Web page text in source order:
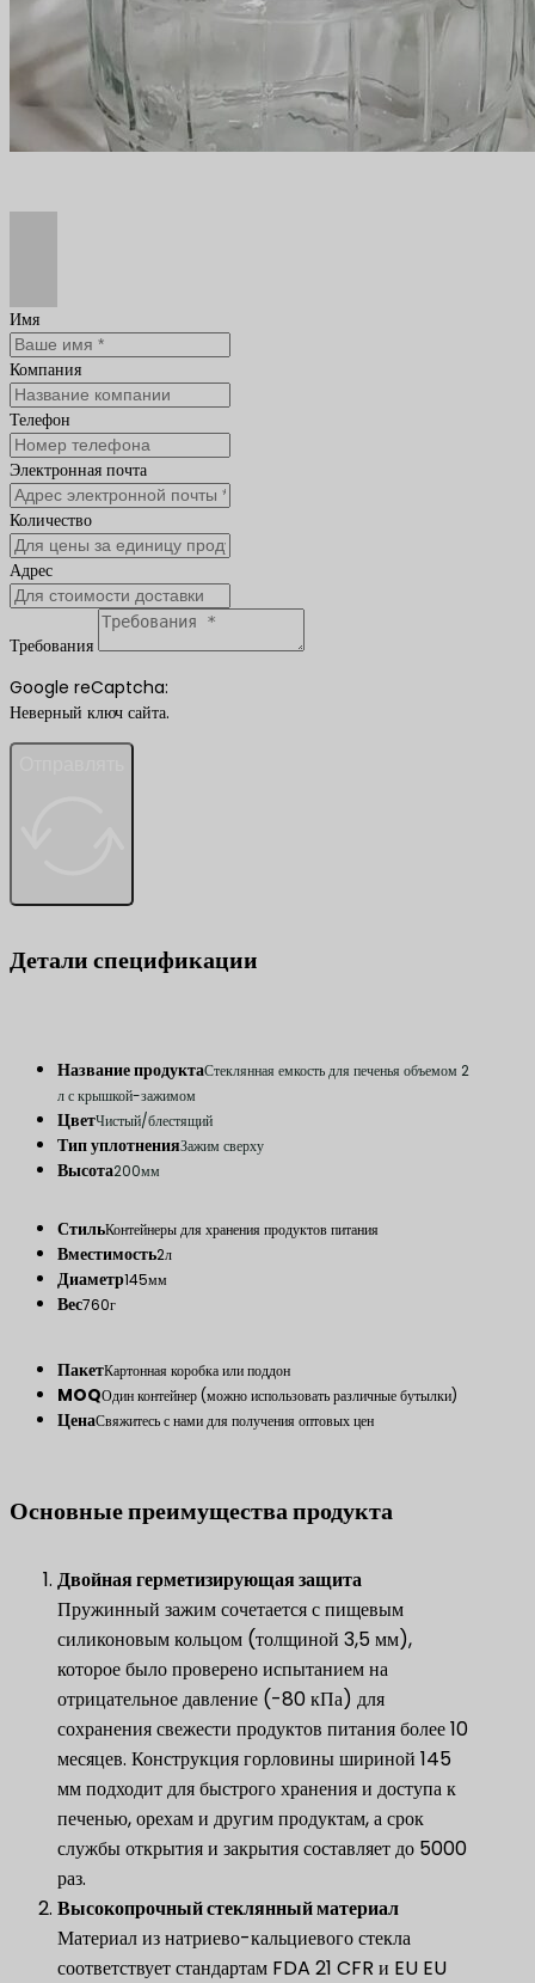
Имя
Компания
Телефон
Электронная почта
Количество
Адрес
Требования
Google reCaptcha:
Неверный ключ сайта.
Детали спецификации
Название продуктаСтеклянная емкость для печенья объемом 2
л с крышкой-зажимом
ЦветЧистый/блестящий
Тип уплотненияЗажим сверху
Высота200мм
СтильКонтейнеры для хранения продуктов питания
Вместимость2л
Диаметр145мм
Вес760г
ПакетКартонная коробка или поддон
MOQОдин контейнер (можно использовать различные бутылки)
ЦенаСвяжитесь с нами для получения оптовых цен
Основные преимущества продукта
Двойная герметизирующая защита
Пружинный зажим сочетается с пищевым
силиконовым кольцом (толщиной 3,5 мм),
которое было проверено испытанием на
отрицательное давление (-80 кПа) для
сохранения свежести продуктов питания более 10
месяцев. Конструкция горловины шириной 145
мм подходит для быстрого хранения и доступа к
печенью, орехам и другим продуктам, а срок
службы открытия и закрытия составляет до 5000
раз.
​Высокопрочный стеклянный материал​
Материал из натриево-кальциевого стекла
соответствует стандартам FDA 21 CFR и EU EU